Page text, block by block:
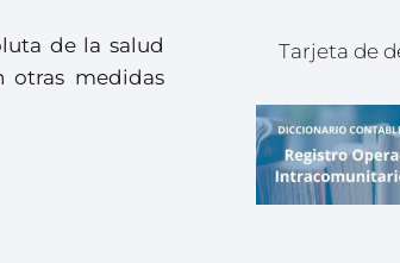
de la salud
otras medidas
Tarjeta de